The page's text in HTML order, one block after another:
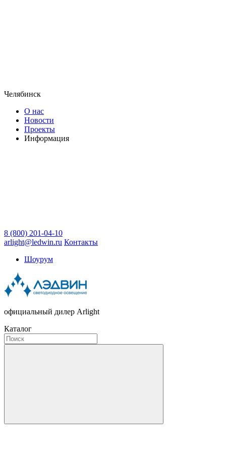
Челябинск
О нас
Новости
Проекты
Информация
8 (800) 201-04-10
arlight@ledwin.ru Контакты
Шоурум
официальный дилер Arlight
Каталог